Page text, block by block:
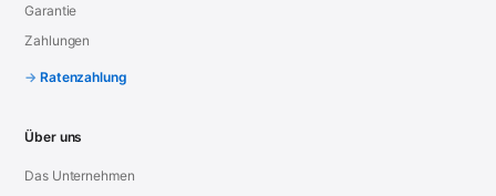
Garantie
Zahlungen
Ratenzahlung
Über uns
Das Unternehmen